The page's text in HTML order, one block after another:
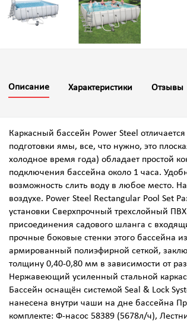
Описание
Каркасный бассейн Power Steel
подготовки ямы, все, что нужно, это
холодное время года) обладает простой
подключения бассейна около 1 часа.
возможность слить воду в любое место.
воздухе. Power Steel Rectangular Pool Set
установки Сверхпрочный трехслойный
присоединения садового шланга с
прочные боковые стенки этого бассейна
армированный полиэфирной сеткой,
толщину 0,40-0,80 мм в зависимости от
Нержавеющий усиленный стальной
Бассейн оснащён системой Seal & Lock
нанесена внутри чаши на дне бассейна
комплекте: Ф-насос 58389 (5678л/ч),
Характеристики Отзывы